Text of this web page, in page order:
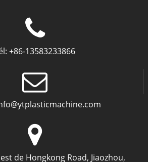
+86-13583233866
de Hongkong Road, Jiaozhou,